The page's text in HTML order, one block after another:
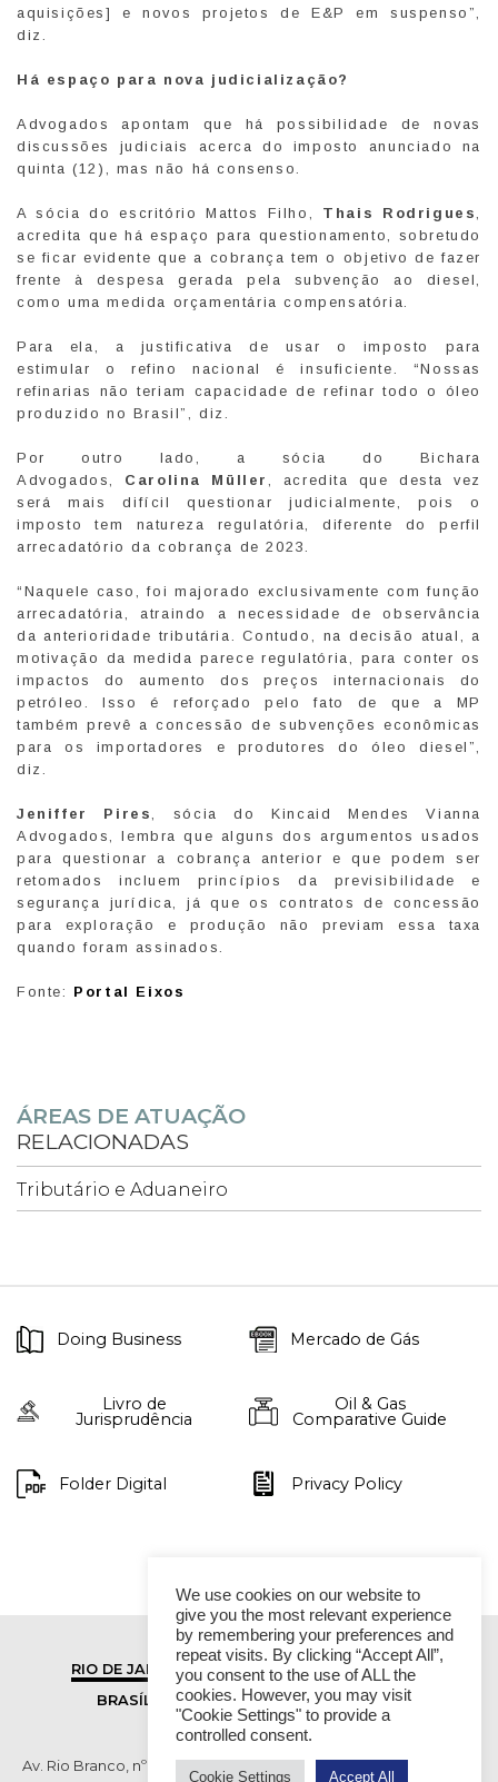
aquisições] e novos projetos de E&P em suspenso”,
diz.
Há espaço para nova judicialização?
Advogados apontam que há possibilidade de novas
discussões judiciais acerca do imposto anunciado na
quinta (12), mas não há consenso.
A sócia do escritório Mattos Filho, Thais Rodrigues
acredita que há espaço para questionamento, sobretudo
se ficar evidente que a cobrança tem o objetivo de fazer
frente à despesa gerada pela subvenção ao diesel,
como uma medida orçamentária compensatória.
Para ela, a justificativa de usar o imposto para
estimular o refino nacional é insuficiente. “Nossas
refinarias não teriam capacidade de refinar todo o óleo
produzido no Brasil”, diz.
Por outro lado, a sócia do Bichara
Advogados, Carolina Müller
, acredita que desta vez
será mais difícil questionar judicialmente, pois o
imposto tem natureza regulatória, diferente do perfil
arrecadatório da cobrança de 2023.
“Naquele caso, foi majorado exclusivamente com função
arrecadatória, atraindo a necessidade de observância
da anterioridade tributária. Contudo, na decisão atual, a
motivação da medida parece regulatória, para conter os
impactos do aumento dos preços internacionais do
petróleo. Isso é reforçado pelo fato de que a MP
também prevê a concessão de subvenções econômicas
para os importadores e produtores do óleo diesel”,
diz.
Jeniffer Pires
, sócia do Kincaid Mendes Vianna
Advogados, lembra que alguns dos argumentos usados
para questionar a cobrança anterior e que podem ser
retomados incluem princípios da previsibilidade e
segurança jurídica, já que os contratos de concessão
para exploração e produção não previam essa taxa
quando foram assinados.
Fonte: Portal Eixos
ÁREAS DE ATUAÇÃO
RELACIONADAS
Tributário e Aduaneiro
Doing Business Mercado de Gás
Livro de
Jurisprudência
Oil & Gas
Comparative Guide
Folder Digital Privacy Policy
RIO DE JANEIRO
SÃO PAULO
BRASÍLIA
VITÓRIA
Av. Rio Branco, nº 01, 14º andar - Ed. RB1- Centro, Rio de Janeiro -
We use cookies on our website to
give you the most relevant experience
by remembering your preferences and
repeat visits. By clicking “Accept All”,
you consent to the use of ALL the
cookies. However, you may visit
"Cookie Settings" to provide a
controlled consent.
Cookie Settings Accept All